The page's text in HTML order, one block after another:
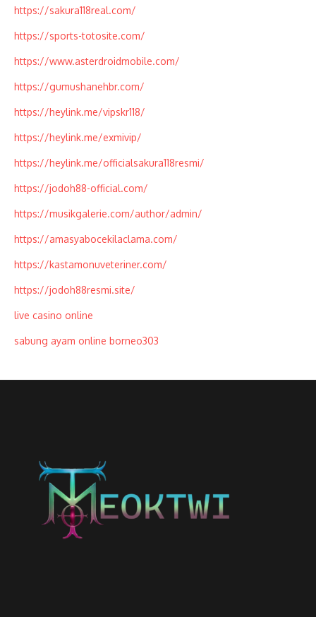
https://sakura118real.com/
https://sports-totosite.com/
https://www.asterdroidmobile.com/
https://gumushanehbr.com/
https://heylink.me/vipskr118/
https://heylink.me/exmivip/
https://heylink.me/officialsakura118resmi/
https://jodoh88-official.com/
https://musikgalerie.com/author/admin/
https://amasyabocekilaclama.com/
https://kastamonuveteriner.com/
https://jodoh88resmi.site/
live casino online
sabung ayam online borneo303